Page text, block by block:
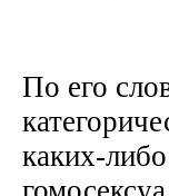
По его
каких-